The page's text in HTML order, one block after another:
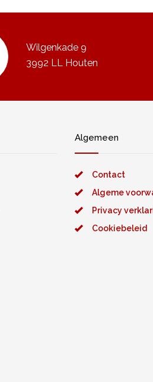
Wilgenkade 9
3992 LL Houten
Algemeen
Contact
Algeme
Privacy
Cookiebeleid